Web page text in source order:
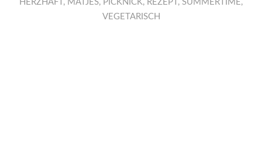
HERZHAFT , MATJES, PICKNICK, REZEPT , SUMMERTIME,
VEGETARISCH